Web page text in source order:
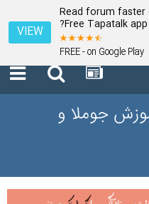
Read forum faster
Free Tapatalk app?
FREE - on Google Play
VIEW
جوملا و